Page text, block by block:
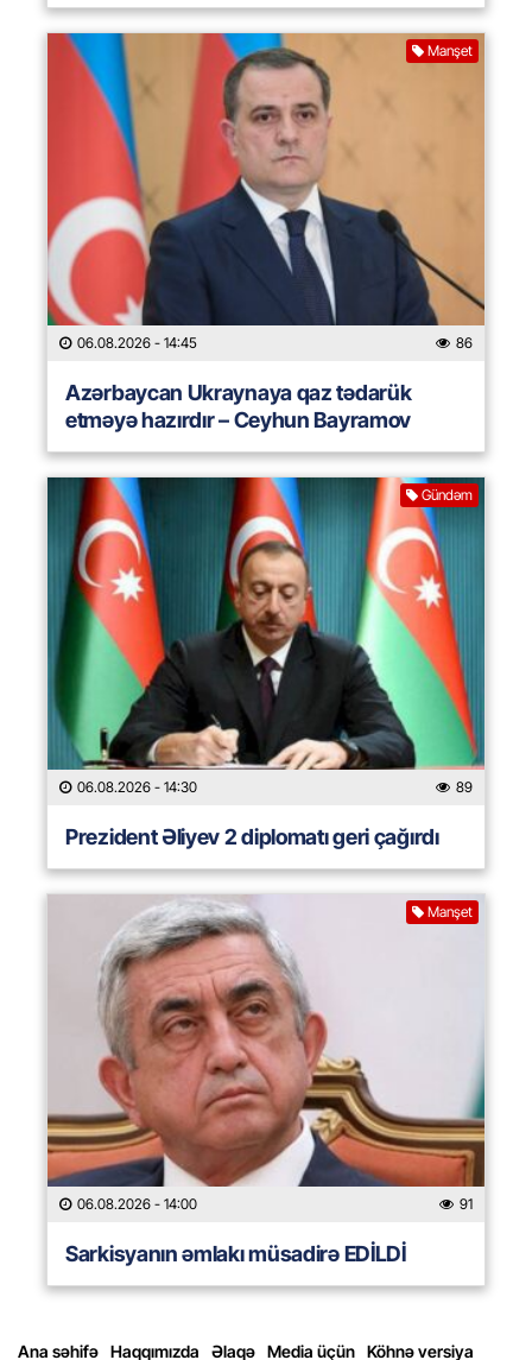
Manşet
06.08.2026 - 14:45 86
Azərbaycan Ukraynaya qaz tədarük
etməyə hazırdır – Ceyhun Bayramov
Gündəm
06.08.2026 - 14:30 89
Prezident Əliyev 2 diplomatı geri çağırdı
Manşet
06.08.2026 - 14:00 91
Sarkisyanın əmlakı müsadirə EDİLDİ
Ana səhifə Haqqımızda Əlaqə Media üçün Köhnə versiya